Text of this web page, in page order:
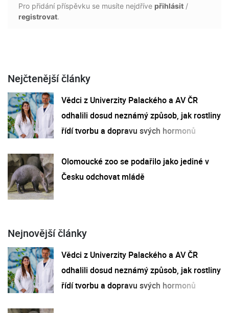
Pro přidání příspěvku se musíte nejdříve přihlásit /
registrovat.
Nejčtenější články
Vědci z Univerzity Palackého a AV ČR
odhalili dosud neznámý způsob, jak rostliny
řídí tvorbu a dopravu svých hormonů
Olomoucké zoo se podařilo jako jediné v
Česku odchovat mládě
Nejnovější články
Vědci z Univerzity Palackého a AV ČR
odhalili dosud neznámý způsob, jak rostliny
řídí tvorbu a dopravu svých hormonů